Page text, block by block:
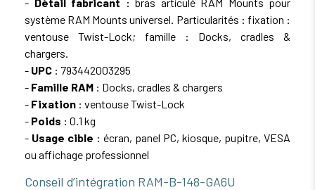
système RAM Mounts universel. Particularités : fixation :
ventouse Twist-Lock; famille : Docks, cradles &
chargers.
- UPC : 793442003295
- Famille RAM : Docks, cradles & chargers
- Fixation : ventouse Twist-Lock
- Poids : 0.1 kg
- Usage cible : écran, panel PC, kiosque, pupitre, VESA
ou affichage professionnel
Conseil d’intégration RAM-B-148-GA6U